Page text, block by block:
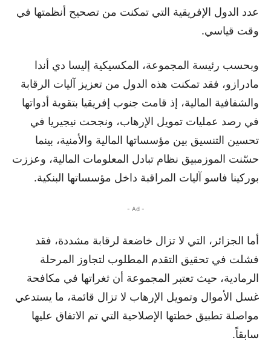
عدد الدول الإفريقية التي تمكنت من تصحيح أنظمتها في
وقت قياسي.
وبحسب رئيسة المجموعة، المكسيكية إليسا دي أندا
مادرازو، فقد تمكنت هذه الدول من تعزيز آليات الرقابة
والشفافية المالية، إذ قامت جنوب إفريقيا بتقوية أدواتها
في رصد عمليات تمويل الإرهاب، ونجحت نيجيريا في
تحسين التنسيق بين مؤسساتها المالية والأمنية، بينما
حسّنت الموزمبيق نظام تبادل المعلومات المالية، وعززت
بوركينا فاسو آليات المراقبة داخل مؤسساتها البنكية.
- Ad -
أما الجزائر، التي لا تزال خاضعة لرقابة مشددة، فقد
فشلت في تحقيق التقدم المطلوب لتجاوز المرحلة
الرمادية، حيث تعتبر المجموعة أن ثغراتها في مكافحة
غسل الأموال وتمويل الإرهاب لا تزال قائمة، ما يستدعي
مواصلة تطبيق خطتها الإصلاحية التي تم الاتفاق عليها
سابقاً.